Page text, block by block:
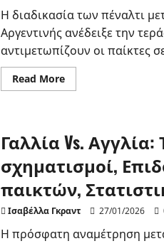
Παικτών
Η διαδικασία των πέναλτι
Αργεντινής ανέδειξε την
αντιμετωπίζουν οι παίκτες
Read MoreRead
more
Ανάλυση
πέναλτι,
αγώνα,
Νεύρα
παικτών
Γαλλία Vs. Αγγλία:
σχηματισμοί,
παικτών,
Ισαβέλλα Γκραντ 27/01/2026
Η πρόσφατη αναμέτρηση